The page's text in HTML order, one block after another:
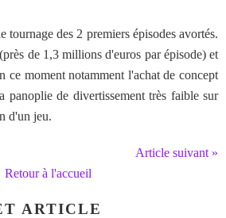
tournage des 2 premiers épisodes avortés.
de 1,3 millions d'euros par épisode) et
ce moment notamment l'achat de concept
panoplie de divertissement très faible sur
d'un jeu.
Article suivant »
Retour à l'accueil
ARTICLE